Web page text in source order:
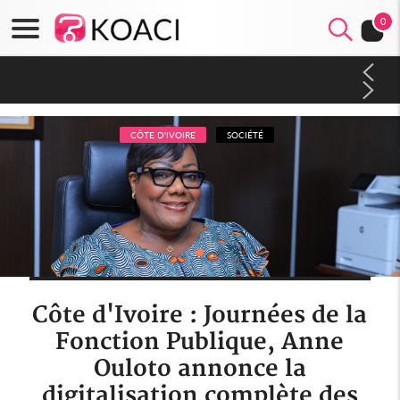
0
dépigmentants dangereux
CÔTE D'IVOIRE SOCIÉTÉ
Côte d'Ivoire : Journées de la
Fonction Publique, Anne
Ouloto annonce la